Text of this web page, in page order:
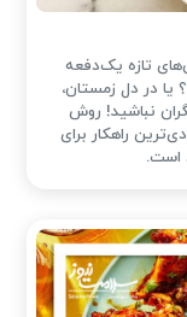
تازه یک‌دفعه
یا در دل زمستان،
نباشید! روش
راهکار برای
است.